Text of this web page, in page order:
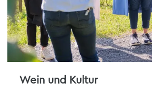
Wein und Kultur